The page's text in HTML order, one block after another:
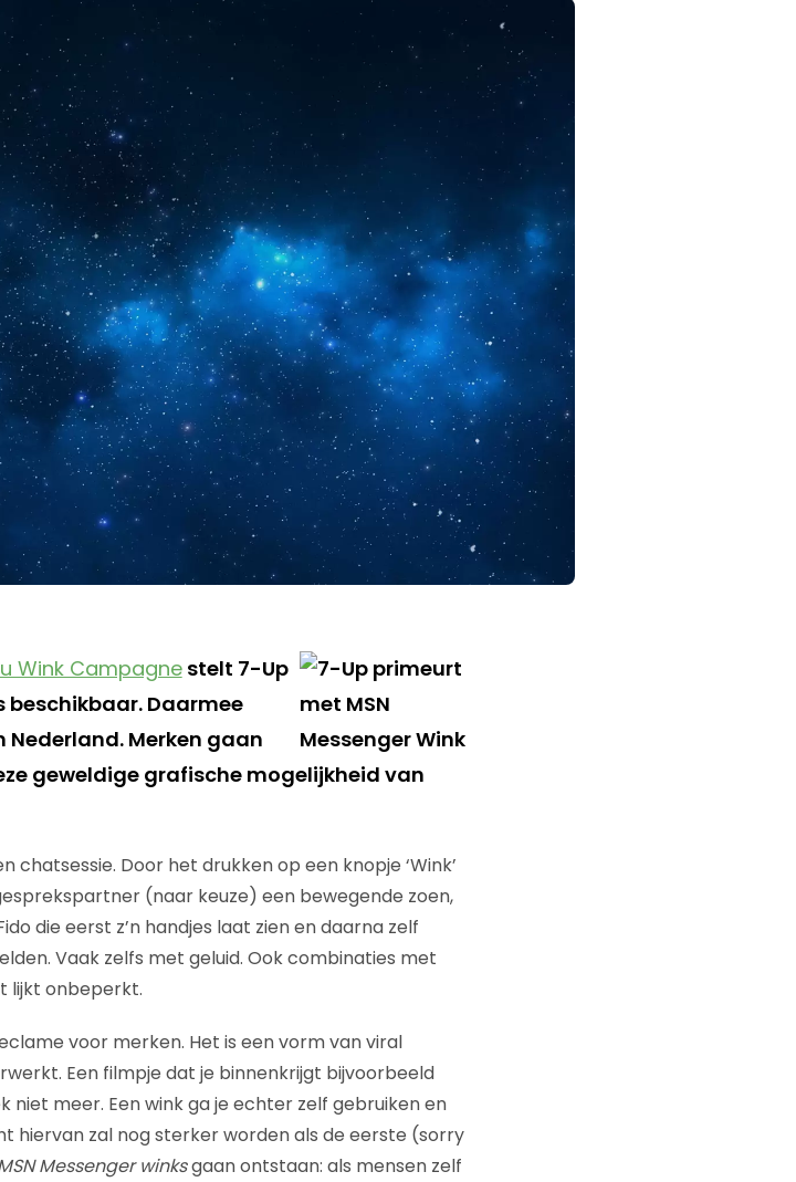
Wink Campagnestelt 7-Up
beschikbaar. Daarmee
Nederland. Merken gaan
geweldige grafische mogelijkheid van
chatsessie. Door het drukken op een knopje ‘Wink’
(naar keuze) een bewegende zoen,
die eerst z’n handjes laat zien en daarna zelf
Vaak zelfs met geluid. Ook combinaties met
lijkt onbeperkt.
voor merken. Het is een vorm van viral
Een filmpje dat je binnenkrijgt bijvoorbeeld
niet meer. Een wink ga je echter zelf gebruiken en
hiervan zal nog sterker worden als de eerste (sorry
Messenger winksgaan ontstaan: als mensen zelf